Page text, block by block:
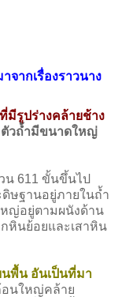
จากเรื่องราวนาง
ที่มีรูปร่างคล้ายช้าง
ตัวถ้ำมีขนาดใหญ่
น 611 ขั้นขึ้นไป
ษฐานอยู่ภายในถ้ำ
ญ่อยู่ตามผนังด้าน
หินย้อยและเสาหิน
พื้น อันเป็นที่มา
นใหญ่คล้าย